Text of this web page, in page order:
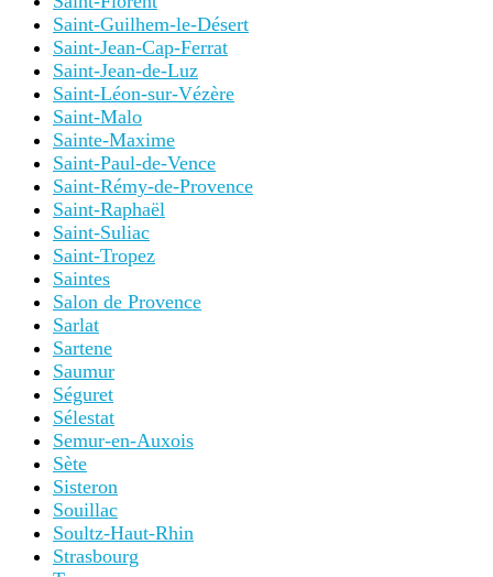
Saint-Guilhem-le-Désert
Saint-Jean-Cap-Ferrat
Saint-Jean-de-Luz
Saint-Léon-sur-Vézère
Saint-Malo
Sainte-Maxime
Saint-Paul-de-Vence
Saint-Rémy-de-Provence
Saint-Raphaël
Saint-Suliac
Saint-Tropez
Saintes
Salon de Provence
Sarlat
Sartene
Saumur
Séguret
Sélestat
Semur-en-Auxois
Sète
Sisteron
Souillac
Soultz-Haut-Rhin
Strasbourg